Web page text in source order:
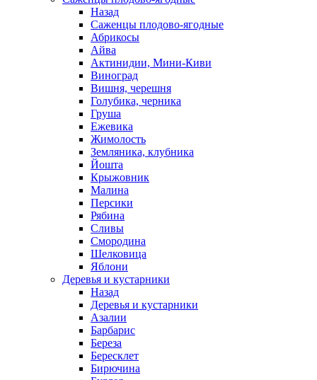
Назад
Саженцы плодово-ягодные
Абрикосы
Айва
Актинидии, Мини-Киви
Виноград
Вишня, черешня
Голубика, черника
Груша
Ежевика
Жимолость
Земляника, клубника
Йошта
Крыжовник
Малина
Персики
Рябина
Сливы
Смородина
Шелковица
Яблони
Деревья и кустарники
Назад
Деревья и кустарники
Азалии
Барбарис
Береза
Бересклет
Бирючина